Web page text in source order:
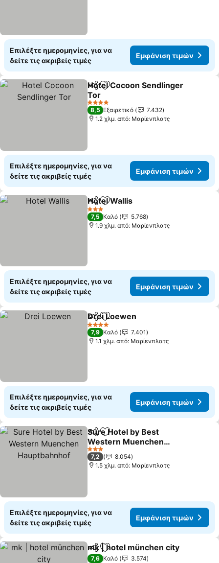
Επιλέξτε ημερομηνίες, για να
δείτε τις ακριβείς τιμές
Εμφάνιση τιμών
Κοινοποίηση
Προσθήκη στα αγαπημένα
Hotel Cocoon Sendlinger
Tor
4 Αστέρια
8,5 Εξαιρετικό
7.432
1.2 χλμ. από: Μαρίενπλατς
Επιλέξτε ημερομηνίες, για να
δείτε τις ακριβείς τιμές
Εμφάνιση τιμών
Κοινοποίηση
Προσθήκη στα αγαπημένα
Hotel Wallis
3 Αστέρια
7,5 Καλό
5.768
1.9 χλμ. από: Μαρίενπλατς
Επιλέξτε ημερομηνίες, για να
δείτε τις ακριβείς τιμές
Εμφάνιση τιμών
Κοινοποίηση
Προσθήκη στα αγαπημένα
Drei Loewen
4 Αστέρια
7,9 Καλό
7.401
1.1 χλμ. από: Μαρίενπλατς
Επιλέξτε ημερομηνίες, για να
δείτε τις ακριβείς τιμές
Εμφάνιση τιμών
Κοινοποίηση
Προσθήκη στα αγαπημένα
Sure Hotel by Best
Western Muenchen
Hauptbahnhof
3 Αστέρια
7,2
8.054
1.5 χλμ. από: Μαρίενπλατς
Επιλέξτε ημερομηνίες, για να
δείτε τις ακριβείς τιμές
Εμφάνιση τιμών
Κοινοποίηση
Προσθήκη στα αγαπημένα
mk | hotel münchen city
7,6 Καλό
3.574